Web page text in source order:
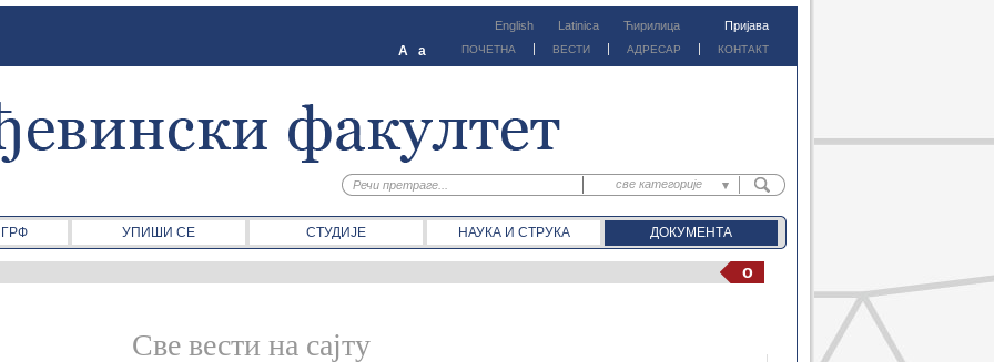
Пријава
Ћирилица
Latinica
English
КОНТАКТ
АДРЕСАР
ВЕСТИ
ПОЧЕТНА
a
A
све категорије
све категорије
предм. материјали
предм. обавештења
документа
УПИШИ СЕ СТУДИЈЕ НАУКА И СТРУКА ДОКУМЕНТА
o
Све вести на сајту